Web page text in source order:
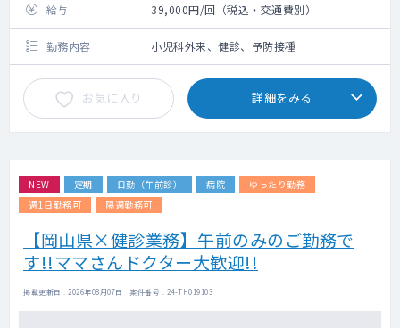
給与 39,000円/回（税込・交通費別）
勤務内容 小児科外来、健診、予防接種
お気に入り 詳細をみる
NEW 定期 日勤（午前診） 病院
ゆったり勤務
週1日勤務可
隔週勤務可
【岡山県×健診業務】午前のみのご勤務で
す!!ママさんドクター大歓迎!!
掲載更新日 : 2026年08月07日 案件番号 : 24-TH019103